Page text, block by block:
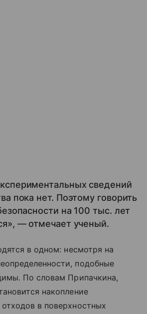
сведений
пока нет. Поэтому говорить
на 100 тыс. лет
— отмечает ученый.
в одном: несмотря на
подобные
По словам Припачкина,
накопление
в поверхностных